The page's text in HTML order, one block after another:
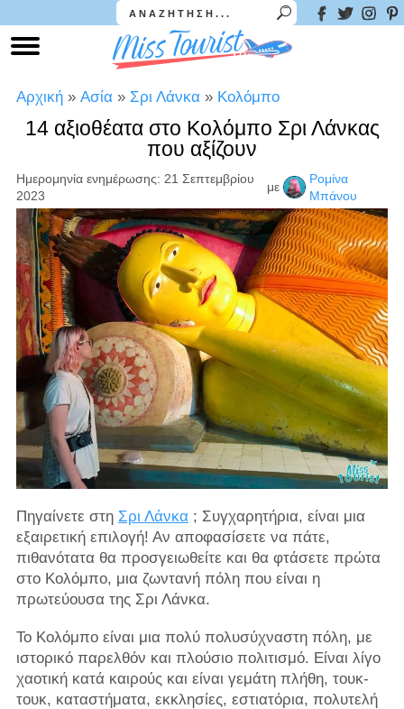
Αρχική » Ασία » Σρι Λάνκα » Κολόμπο
14 αξιοθέατα στο Κολόμπο Σρι Λάνκας
που αξίζουν
Ημερομηνία ενημέρωσης: 21 Σεπτεμβρίου
2023
με
Ρομίνα
Μπάνου
Πηγαίνετε στη Σρι Λάνκα; Συγχαρητήρια, είναι μια
εξαιρετική επιλογή! Αν αποφασίσετε να πάτε,
πιθανότατα θα προσγειωθείτε και θα φτάσετε πρώτα
στο Κολόμπο, μια ζωντανή πόλη που είναι η
πρωτεύουσα της Σρι Λάνκα.
Το Κολόμπο είναι μια πολύ πολυσύχναστη πόλη, με
ιστορικό παρελθόν και πλούσιο πολιτισμό. Είναι λίγο
χαοτική κατά καιρούς και είναι γεμάτη πλήθη, τουκ-
τουκ, καταστήματα, εκκλησίες, εστιατόρια, πολυτελή